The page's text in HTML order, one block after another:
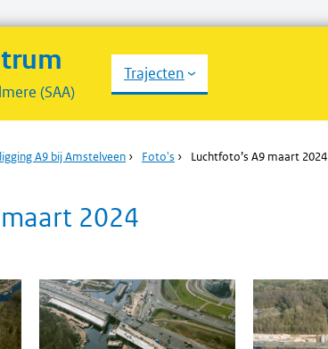
(SAA)
Trajecten
A9 bij Amstelveen › Foto's › Luchtfoto’s A9 maart 2024
2024